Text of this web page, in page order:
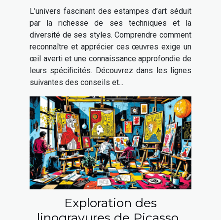
d'art ?
L’univers fascinant des estampes d’art séduit
par la richesse de ses techniques et la
diversité de ses styles. Comprendre comment
reconnaître et apprécier ces œuvres exige un
œil averti et une connaissance approfondie de
leurs spécificités. Découvrez dans les lignes
suivantes des conseils et...
Exploration des